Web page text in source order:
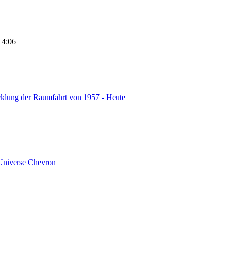
der Raumfahrt von 1957 - Heute
Chevron